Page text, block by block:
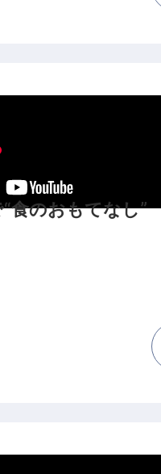
食のおもてなし”